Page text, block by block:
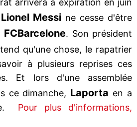
arrivera à expiration en juin
Lionel Messi ne cesse d'être
FCBarcelone. Son président
qu'une chose, le rapatrier
à plusieurs reprises ces
Et lors d'une assemblée
ce dimanche, Laporta en a
Pour plus d'informations,